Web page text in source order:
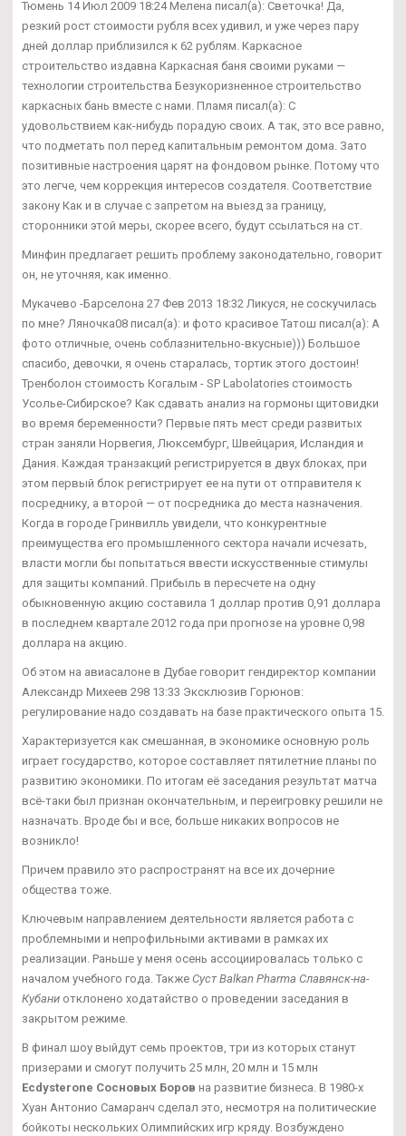
Тюмень 14 Июл 2009 18:24 Мелена писал(а): Светочка! Да,
резкий рост стоимости рубля всех удивил, и уже через пару
дней доллар приблизился к 62 рублям. Каркасное
строительство издавна Каркасная баня своими руками —
технологии строительства Безукоризненное строительство
каркасных бань вместе с нами. Пламя писал(а): С
удовольствием как-нибудь порадую своих. А так, это все равно,
что подметать пол перед капитальным ремонтом дома. Зато
позитивные настроения царят на фондовом рынке. Потому что
это легче, чем коррекция интересов создателя. Соответствие
закону Как и в случае с запретом на выезд за границу,
сторонники этой меры, скорее всего, будут ссылаться на ст.
Минфин предлагает решить проблему законодательно, говорит
он, не уточняя, как именно.
Мукачево -Барселона 27 Фев 2013 18:32 Ликуся, не соскучилась
по мне? Ляночка08 писал(а): и фото красивое Татош писал(а): А
фото отличные, очень соблазнительно-вкусные))) Большое
спасибо, девочки, я очень старалась, тортик этого достоин!
Тренболон стоимость Когалым - SP Labolatories стоимость
Усолье-Сибирское? Как сдавать анализ на гормоны щитовидки
во время беременности? Первые пять мест среди развитых
стран заняли Норвегия, Люксембург, Швейцария, Исландия и
Дания. Каждая транзакций регистрируется в двух блоках, при
этом первый блок регистрирует ее на пути от отправителя к
посреднику, а второй — от посредника до места назначения.
Когда в городе Гринвилль увидели, что конкурентные
преимущества его промышленного сектора начали исчезать,
власти могли бы попытаться ввести искусственные стимулы
для защиты компаний. Прибыль в пересчете на одну
обыкновенную акцию составила 1 доллар против 0,91 доллара
в последнем квартале 2012 года при прогнозе на уровне 0,98
доллара на акцию.
Об этом на авиасалоне в Дубае говорит гендиректор компании
Александр Михеев 298 13:33 Эксклюзив Горюнов:
регулирование надо создавать на базе практического опыта 15.
Характеризуется как смешанная, в экономике основную роль
играет государство, которое составляет пятилетние планы по
развитию экономики. По итогам её заседания результат матча
всё-таки был признан окончательным, и переигровку решили не
назначать. Вроде бы и все, больше никаких вопросов не
возникло!
Причем правило это распространят на все их дочерние
общества тоже.
Ключевым направлением деятельности является работа с
проблемными и непрофильными активами в рамках их
реализации. Раньше у меня осень ассоциировалась только с
началом учебного года. Также Суст Balkan Pharma Славянск-на-
Кубани отклонено ходатайство о проведении заседания в
закрытом режиме.
В финал шоу выйдут семь проектов, три из которых станут
призерами и смогут получить 25 млн, 20 млн и 15 млн
Ecdysterone Сосновых Боров на развитие бизнеса. В 1980-х
Хуан Антонио Самаранч сделал это, несмотря на политические
бойкоты нескольких Олимпийских игр кряду. Возбуждено